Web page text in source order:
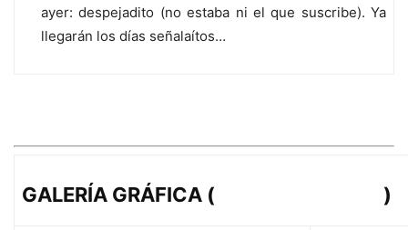
ayer: despejadito (no estaba ni el que suscribe). Ya
llegarán los días señalaítos…
GALERÍA GRÁFICA ( )